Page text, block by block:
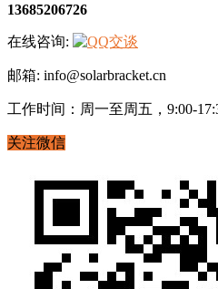
13685206726
在线咨询:
邮箱: info@solarbracket.cn
工作时间：周一至周五，9:00-
关注微信